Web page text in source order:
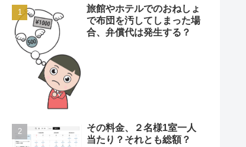
旅館やホテルでのおねしょ
で布団を汚してしまった場
合、弁償代は発生する？
その料金、２名様1室一人
当たり？それとも総額？